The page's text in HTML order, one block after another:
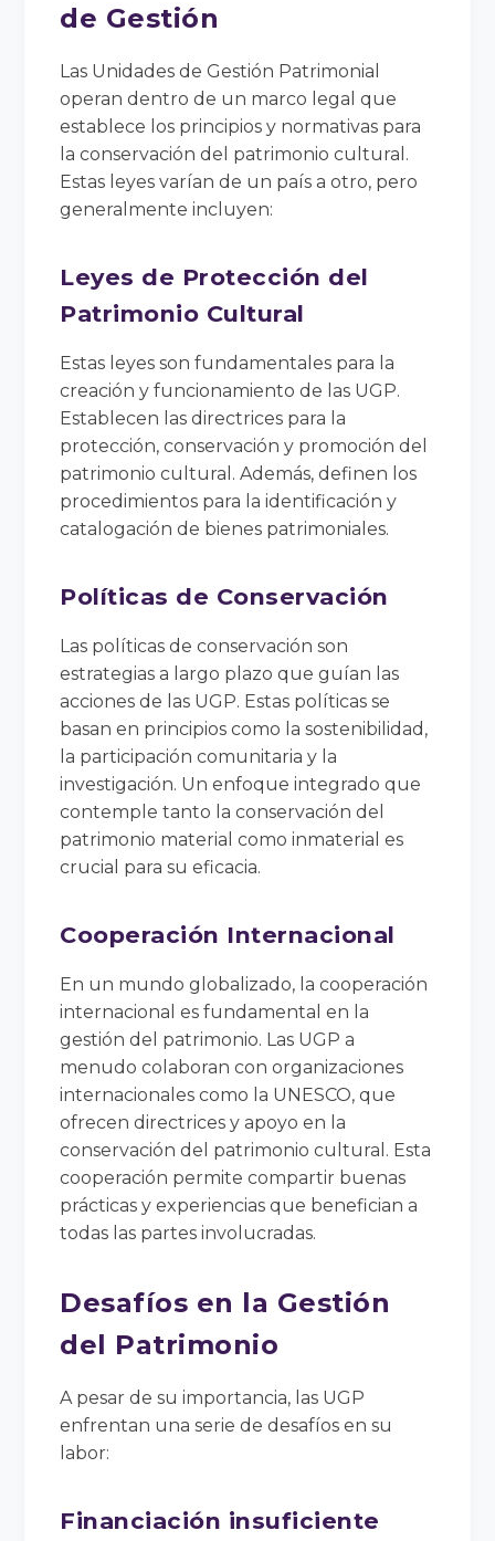
de Gestión
Las Unidades de Gestión Patrimonial
operan dentro de un marco legal que
establece los principios y normativas para
la conservación del patrimonio cultural.
Estas leyes varían de un país a otro, pero
generalmente incluyen:
Leyes de Protección del
Patrimonio Cultural
Estas leyes son fundamentales para la
creación y funcionamiento de las UGP.
Establecen las directrices para la
protección, conservación y promoción del
patrimonio cultural. Además, definen los
procedimientos para la identificación y
catalogación de bienes patrimoniales.
Políticas de Conservación
Las políticas de conservación son
estrategias a largo plazo que guían las
acciones de las UGP. Estas políticas se
basan en principios como la sostenibilidad,
la participación comunitaria y la
investigación. Un enfoque integrado que
contemple tanto la conservación del
patrimonio material como inmaterial es
crucial para su eficacia.
Cooperación Internacional
En un mundo globalizado, la cooperación
internacional es fundamental en la
gestión del patrimonio. Las UGP a
menudo colaboran con organizaciones
internacionales como la UNESCO, que
ofrecen directrices y apoyo en la
conservación del patrimonio cultural. Esta
cooperación permite compartir buenas
prácticas y experiencias que benefician a
todas las partes involucradas.
Desafíos en la Gestión
del Patrimonio
A pesar de su importancia, las UGP
enfrentan una serie de desafíos en su
labor:
Financiación insuficiente